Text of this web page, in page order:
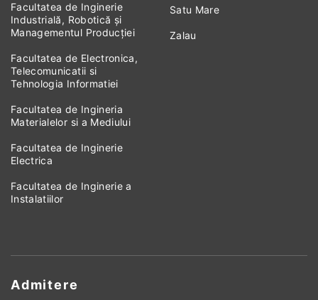
Facultatea de Inginerie
Industrială, Robotică și
Managementul Producției
Facultatea de Electronica,
Telecomunicatii si
Tehnologia Informatiei
Facultatea de Ingineria
Materialelor si a Mediului
Facultatea de Inginerie
Electrica
Facultatea de Inginerie a
Instalatiilor
Satu Mare
Zalau
Admitere